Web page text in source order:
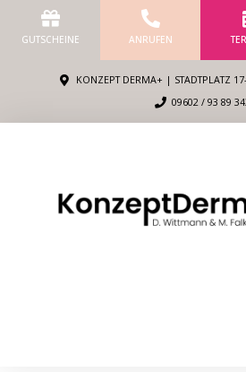
InhaltGUTSCHEINE ANRUFEN
KONZEPT DERMA+ | STADTPLATZ
09602 / 93 89